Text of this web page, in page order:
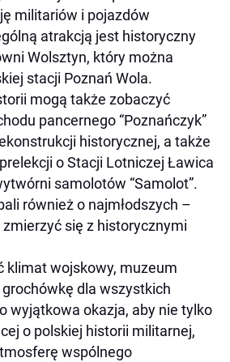
militariów i pojazdów
atrakcją jest historyczny
Wolsztyn, który można
stacji Poznań Wola.
mogą także zobaczyć
pancernego “Poznańczyk”
historycznej, a także
o Stacji Lotniczej Ławica
samolotów “Samolot”.
również o najmłodszych –
zmierzyć się z historycznymi
klimat wojskowy, muzeum
dla wszystkich
wyjątkowa okazja, aby nie tylko
o polskiej historii militarnej,
wspólnego